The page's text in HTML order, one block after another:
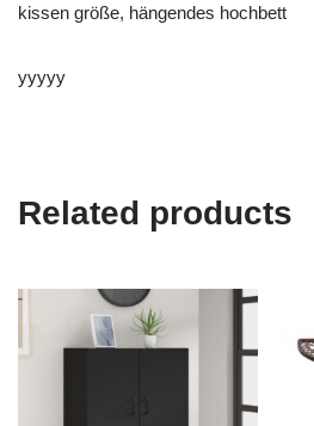
kissen größe, hängendes hochbett
yyyyy
Related products